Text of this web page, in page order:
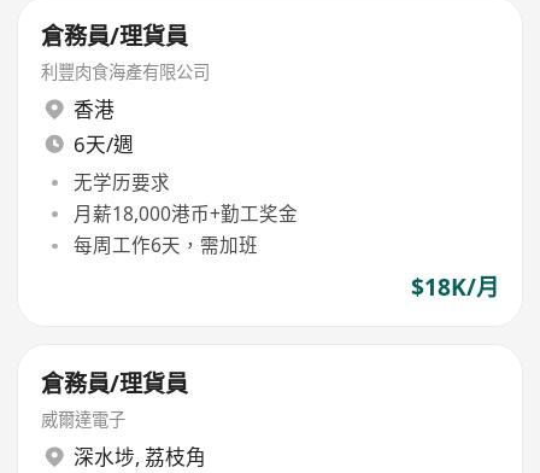
倉務員/理貨員
利豐肉食海產有限公司
香港
6天/週
无学历要求
月薪18,000港币+勤工奖金
每周工作6天，需加班
$18K/月
倉務員/理貨員
威爾達電子
深水埗, 荔枝角